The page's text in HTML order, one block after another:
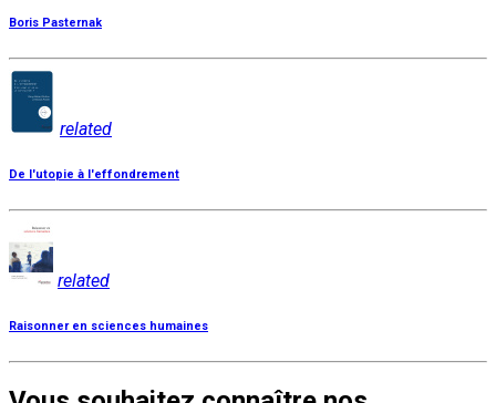
Boris Pasternak
related
De l'utopie à l'effondrement
related
Raisonner en sciences humaines